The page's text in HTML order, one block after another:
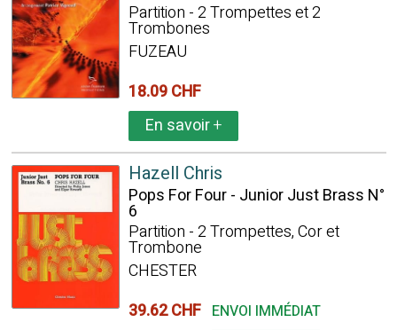
Partition - 2 Trompettes et 2
Trombones
FUZEAU
18.09 CHF
En savoir+
Hazell Chris
Pops For Four - Junior Just Brass N°
6
Partition - 2 Trompettes, Cor et
Trombone
CHESTER
39.62 CHF ENVOI IMMÉDIAT